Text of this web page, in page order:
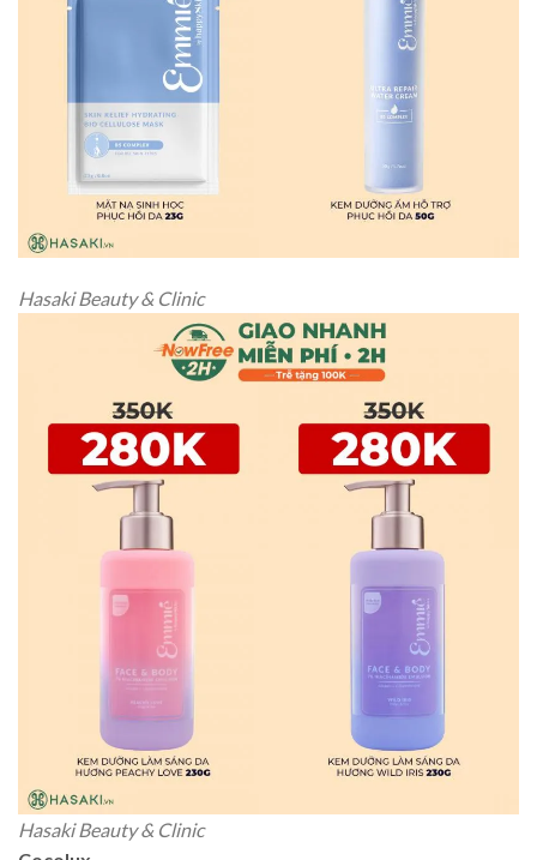
Hasaki Beauty & Clinic
Hasaki Beauty & Clinic